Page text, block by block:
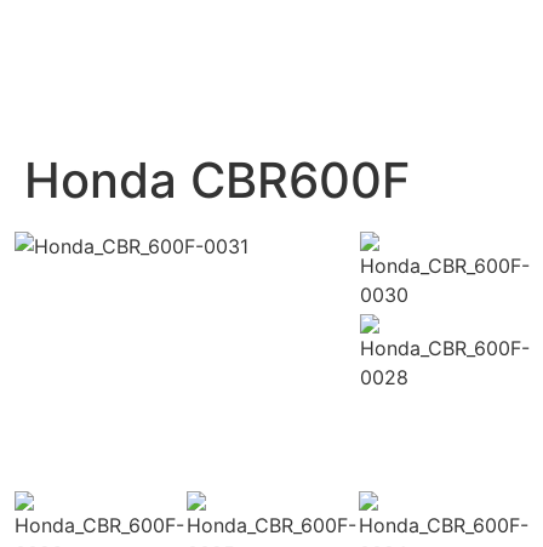
Honda CBR600F